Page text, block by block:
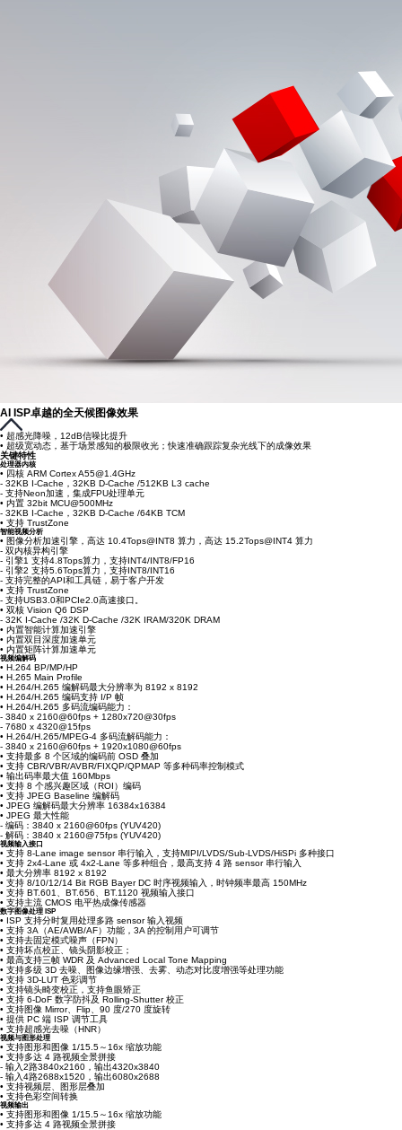
AI ISP卓越的全天候图像效果
• 超感光降噪，12dB信噪比提升
• 超级宽动态，基于场景感知的极限收光；快速准确跟踪复杂光线下的成像效果
关键特性
处理器内核
• 四核 ARM Cortex A55@1.4GHz
- 32KB I-Cache，32KB D-Cache /512KB L3 cache
- 支持Neon加速，集成FPU处理单元
• 内置 32bit MCU@500MHz
- 32KB I-Cache，32KB D-Cache /64KB TCM
• 支持 TrustZone
智能视频分析
• 图像分析加速引擎，高达 10.4Tops@INT8 算力，高达 15.2Tops@INT4 算力
- 双内核异构引擎
- 引擎1 支持4.8Tops算力，支持INT4/INT8/FP16
- 引擎2 支持5.6Tops算力，支持INT8/INT16
- 支持完整的API和工具链，易于客户开发
• 支持 TrustZone
- 支持USB3.0和PCIe2.0高速接口。
• 双核 Vision Q6 DSP
- 32K I-Cache /32K D-Cache /32K IRAM/320K DRAM
• 内置智能计算加速引擎
• 内置双目深度加速单元
• 内置矩阵计算加速单元
视频编解码
• H.264 BP/MP/HP
• H.265 Main Profile
• H.264/H.265 编解码最大分辨率为 8192 x 8192
• H.264/H.265 编码支持 I/P 帧
• H.264/H.265 多码流编码能力：
- 3840 x 2160@60fps + 1280x720@30fps
- 7680 x 4320@15fps
• H.264/H.265/MPEG-4 多码流解码能力：
- 3840 x 2160@60fps + 1920x1080@60fps
• 支持最多 8 个区域的编码前 OSD 叠加
• 支持 CBR/VBR/AVBR/FIXQP/QPMAP 等多种码率控制模式
• 输出码率最大值 160Mbps
• 支持 8 个感兴趣区域（ROI）编码
• 支持 JPEG Baseline 编解码
• JPEG 编解码最大分辨率 16384x16384
• JPEG 最大性能
- 编码：3840 x 2160@60fps (YUV420)
- 解码：3840 x 2160@75fps (YUV420)
视频输入接口
• 支持 8-Lane image sensor 串行输入，支持MIPI/LVDS/Sub-LVDS/HiSPi 多种接口
• 支持 2x4-Lane 或 4x2-Lane 等多种组合，最高支持 4 路 sensor 串行输入
• 最大分辨率 8192 x 8192
• 支持 8/10/12/14 Bit RGB Bayer DC 时序视频输入，时钟频率最高 150MHz
• 支持 BT.601、BT.656、BT.1120 视频输入接口
• 支持主流 CMOS 电平热成像传感器
数字图像处理 ISP
• ISP 支持分时复用处理多路 sensor 输入视频
• 支持 3A（AE/AWB/AF）功能，3A 的控制用户可调节
• 支持去固定模式噪声（FPN）
• 支持坏点校正、镜头阴影校正；
• 最高支持三帧 WDR 及 Advanced Local Tone Mapping
• 支持多级 3D 去噪、图像边缘增强、去雾、动态对比度增强等处理功能
• 支持 3D-LUT 色彩调节
• 支持镜头畸变校正，支持鱼眼矫正
• 支持 6-DoF 数字防抖及 Rolling-Shutter 校正
• 支持图像 Mirror、Flip、90 度/270 度旋转
• 提供 PC 端 ISP 调节工具
• 支持超感光去噪（HNR）
视频与图形处理
• 支持图形和图像 1/15.5～16x 缩放功能
• 支持多达 4 路视频全景拼接
- 输入2路3840x2160，输出4320x3840
- 输入4路2688x1520，输出6080x2688
• 支持视频层、图形层叠加
• 支持色彩空间转换
视频输出
• 支持图形和图像 1/15.5～16x 缩放功能
• 支持多达 4 路视频全景拼接